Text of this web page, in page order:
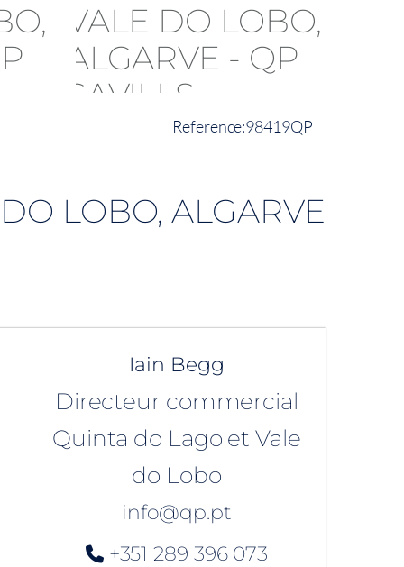
98419QP
LOBO, ALGARVE
Iain Begg
Directeur commercial
Quinta do Lago et Vale
do Lobo
info@qp.pt
+351 289 396 073